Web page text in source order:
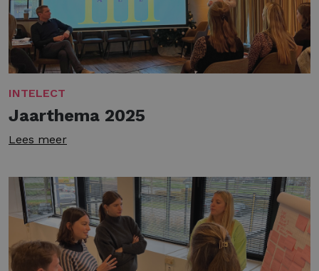
INTELECT
Jaarthema 2025
Lees meer